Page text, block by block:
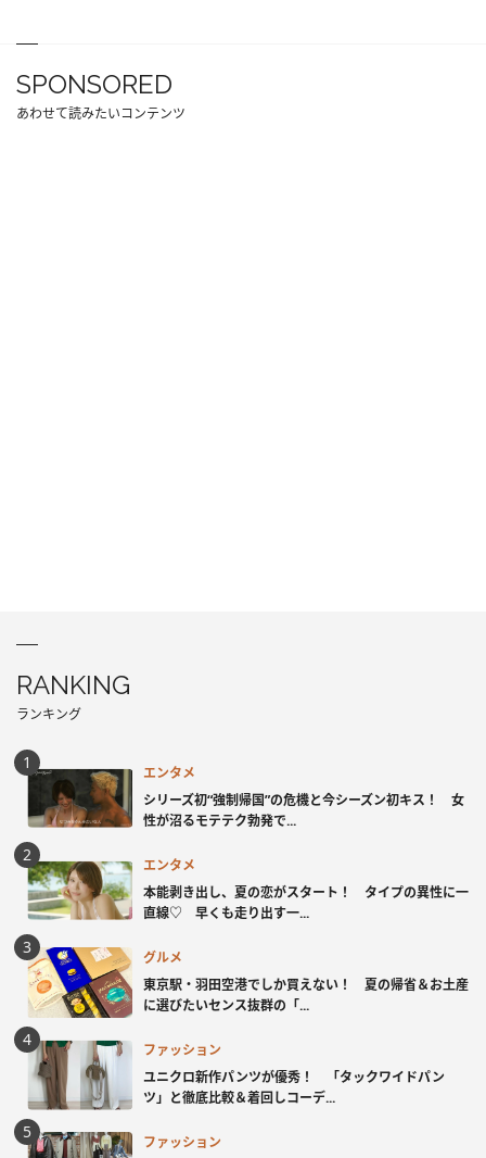
SPONSORED
あわせて読みたいコンテンツ
RANKING
ランキング
エンタメ
シリーズ初“強制帰国”の危機と今シーズン初キス！ 女
性が沼るモテテク勃発で...
エンタメ
本能剥き出し、夏の恋がスタート！ タイプの異性に一
直線♡ 早くも走り出す一...
グルメ
東京駅・羽田空港でしか買えない！ 夏の帰省＆お土産
に選びたいセンス抜群の「...
ファッション
ユニクロ新作パンツが優秀！ 「タックワイドパン
ツ」と徹底比較＆着回しコーデ...
ファッション